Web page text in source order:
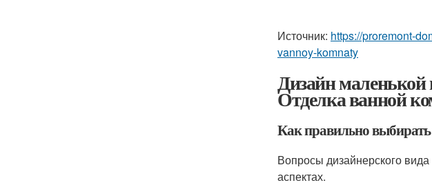
Источник: https://proremont-
vannoy-komnaty
Дизайн
Отделка ванной
Как правильно
Вопросы дизайнерского
аспектах.